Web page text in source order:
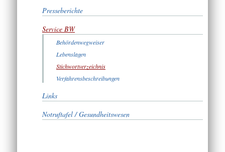
Presseberichte
Service BW
Behördenwegweiser
Lebenslagen
Stichwortverzeichnis
Verfahrensbeschreibungen
Links
Notruftafel / Gesundheitswesen